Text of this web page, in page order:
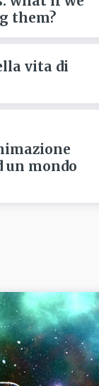
them?
vita di
un mondo